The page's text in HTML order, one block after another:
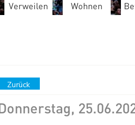
Verweilen
Wohnen
Zurück
Donnerstag,